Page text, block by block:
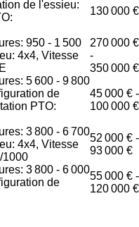
de l'essieu:
130 000 €
950 - 1 500
4x4, Vitesse
270 000 €
-
350 000 €
5 600 - 9 800
de
PTO:
45 000 € -
100 000 €
3 800 - 6 700
4x4, Vitesse
1000
52 000 € -
93 000 €
3 800 - 6 000
de
55 000 € -
120 000 €